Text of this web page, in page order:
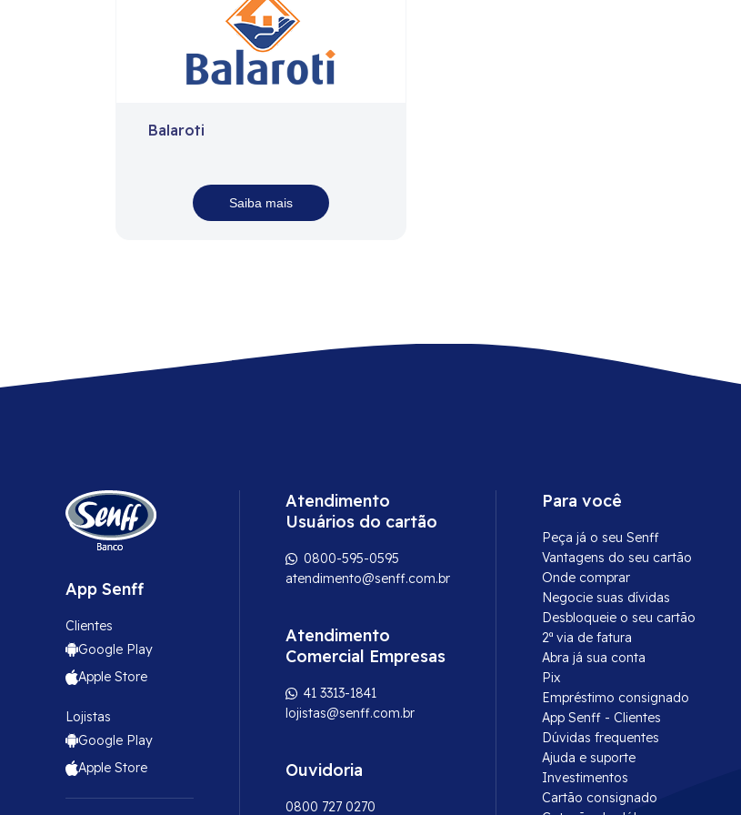
Balaroti
Saiba mais
App Senff
Clientes
Google Play
Apple Store
Lojistas
Google Play
Apple Store
Atendimento
Usuários do cartão
0800-595-0595
atendimento@senff.com.br
Atendimento
Comercial Empresas
41 3313-1841
lojistas@senff.com.br
Ouvidoria
0800 727 0270
Para você
Peça já o seu Senff
Vantagens do seu cartão
Onde comprar
Negocie suas dívidas
Desbloqueie o seu cartão
2ª via de fatura
Abra já sua conta
Pix
Empréstimo consignado
App Senff - Clientes
Dúvidas frequentes
Ajuda e suporte
Investimentos
Cartão consignado